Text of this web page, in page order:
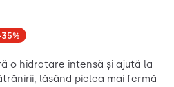
o hidratare intensă și ajută la
lăsând pielea mai fermă